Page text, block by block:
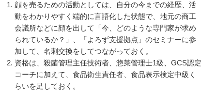
顔を売るための活動としては、自分の今までの経歴、活
動をわかりやすく端的に言語化した状態で、地元の商工
会議所などに顔を出して「今、どのような専門家が求め
られているか？」、「よろず支援拠点」のセミナーに参
加して、名刺交換をしてつながっておく。
資格は、殺菌管理主任技術者、惣菜管理士1級、GCS認定
コーチに加えて、食品衛生責任者、食品表示検定中級く
らいを足しておく。